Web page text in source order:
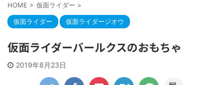
HOME > 仮面ライダー >
仮面ライダー 仮面ライダージオウ
仮面ライダーバールクスのおもちゃ
2019年8月23日